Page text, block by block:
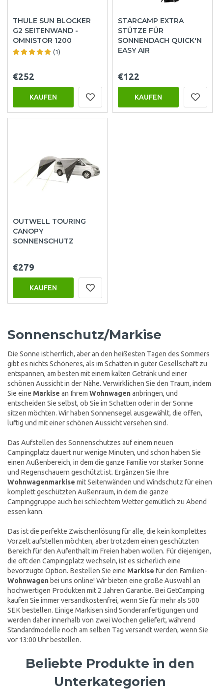
THULE SUN BLOCKER
G2 SEITENWAND -
OMNISTOR 1200
(1)
€252
KAUFEN
STARCAMP EXTRA
STÜTZE FÜR
SONNENDACH QUICK'N
EASY AIR
€122
KAUFEN
OUTWELL TOURING
CANOPY
SONNENSCHUTZ
€279
KAUFEN
Sonnenschutz/Markise
Die Sonne ist herrlich, aber an den heißesten Tagen des Sommers
gibt es nichts Schöneres, als im Schatten in guter Gesellschaft zu
entspannen, am besten mit einem kalten Getränk und einer
schönen Aussicht in der Nähe. Verwirklichen Sie den Traum, indem
Sie eine Markise an Ihrem Wohnwagenanbringen, und
entscheiden Sie selbst, ob Sie im Schatten oder in der Sonne
sitzen möchten. Wir haben Sonnensegel ausgewählt, die offen,
luftig und mit einer schönen Aussicht versehen sind.
Das Aufstellen des Sonnenschutzes auf einem neuen
Campingplatz dauert nur wenige Minuten, und schon haben Sie
einen Außenbereich, in dem die ganze Familie vor starker Sonne
und Regenschauern geschützt ist. Ergänzen Sie Ihre
Wohnwagenmarkise mit Seitenwänden und Windschutz für einen
komplett geschützten Außenraum, in dem die ganze
Campinggruppe auch bei schlechtem Wetter gemütlich zu Abend
essen kann.
Das ist die perfekte Zwischenlösung für alle, die kein komplettes
Vorzelt aufstellen möchten, aber trotzdem einen geschützten
Bereich für den Aufenthalt im Freien haben wollen. Für diejenigen,
die oft den Campingplatz wechseln, ist es sicherlich eine
bevorzugte Option. Bestellen Sie eine Markise für den Familien-
Wohnwagen bei uns online! Wir bieten eine große Auswahl an
hochwertigen Produkten mit 2 Jahren Garantie. Bei GetCamping
kaufen Sie immer versandkostenfrei, wenn Sie für mehr als 500
SEK bestellen. Einige Markisen sind Sonderanfertigungen und
werden daher innerhalb von zwei Wochen geliefert, während
Standardmodelle noch am selben Tag versandt werden, wenn Sie
vor 13:00 Uhr bestellen.
Beliebte Produkte in den
Unterkategorien